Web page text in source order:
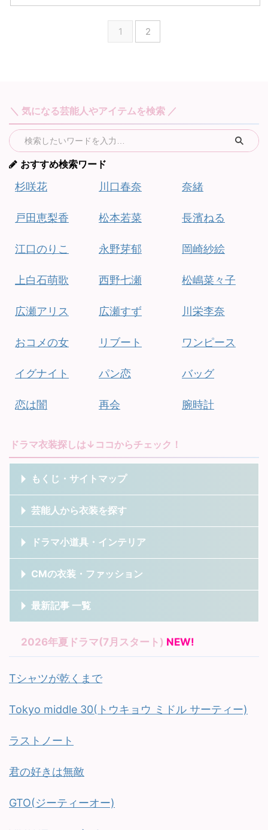
1 2
＼ 気になる芸能人やアイテムを検索 ／
おすすめ検索ワード
杉咲花
戸田恵梨香
江口のりこ
上白石萌歌
広瀬アリス
おコメの女
イグナイト
恋は闇
川口春奈
松本若菜
永野芽郁
西野七瀬
広瀬すず
リブート
パン恋
再会
奈緒
長濱ねる
岡崎紗絵
松嶋菜々子
川栄李奈
ワンピース
バッグ
腕時計
ドラマ衣装探しは↓ココからチェック！
もくじ・サイトマップ
芸能人から衣装を探す
ドラマ小道具・インテリア
CMの衣装・ファッション
最新記事 一覧
2026年夏ドラマ(7月スタート) NEW!
Tシャツが乾くまで
Tokyo middle 30(トウキョウ ミドル サーティー)
ラストノート
君の好きは無敵
GTO(ジーティーオー)